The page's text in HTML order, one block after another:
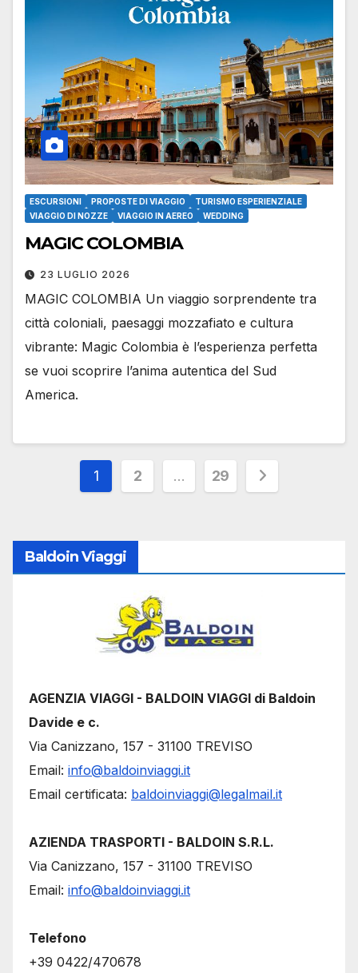
ESCURSIONI PROPOSTE DI VIAGGIO
TURISMO ESPERIENZIALE
VIAGGIO DI NOZZE
VIAGGIO IN AEREO WEDDING
MAGIC COLOMBIA
23 LUGLIO 2026
MAGIC COLOMBIA Un viaggio sorprendente tra
città coloniali, paesaggi mozzafiato e cultura
vibrante: Magic Colombia è l’esperienza perfetta
se vuoi scoprire l’anima autentica del Sud
America.
Paginazione
articoli
1 2 … 29
Baldoin Viaggi
AGENZIA VIAGGI - BALDOIN VIAGGI di Baldoin
Davide e c.
Via Canizzano, 157 - 31100 TREVISO
Email: info@baldoinviaggi.it
Email certificata: baldoinviaggi@legalmail.it
AZIENDA TRASPORTI - BALDOIN S.R.L.
Via Canizzano, 157 - 31100 TREVISO
Email: info@baldoinviaggi.it
Telefono
+39 0422/470678